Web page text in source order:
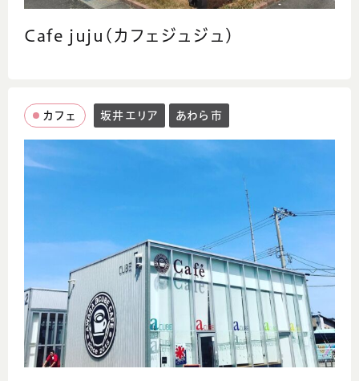
Cafe juju(カフェジュジュ)
カフェ 坂井エリア あわら市